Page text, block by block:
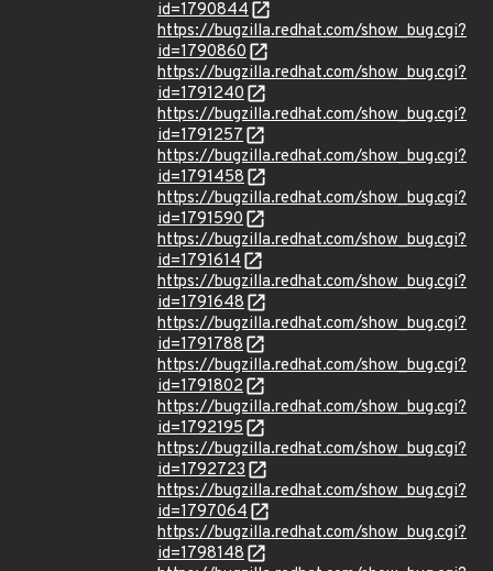
id=1790844
https://bugzilla.redhat.com/show_bug.cgi?
id=1790860
https://bugzilla.redhat.com/show_bug.cgi?
id=1791240
https://bugzilla.redhat.com/show_bug.cgi?
id=1791257
https://bugzilla.redhat.com/show_bug.cgi?
id=1791458
https://bugzilla.redhat.com/show_bug.cgi?
id=1791590
https://bugzilla.redhat.com/show_bug.cgi?
id=1791614
https://bugzilla.redhat.com/show_bug.cgi?
id=1791648
https://bugzilla.redhat.com/show_bug.cgi?
id=1791788
https://bugzilla.redhat.com/show_bug.cgi?
id=1791802
https://bugzilla.redhat.com/show_bug.cgi?
id=1792195
https://bugzilla.redhat.com/show_bug.cgi?
id=1792723
https://bugzilla.redhat.com/show_bug.cgi?
id=1797064
https://bugzilla.redhat.com/show_bug.cgi?
id=1798148